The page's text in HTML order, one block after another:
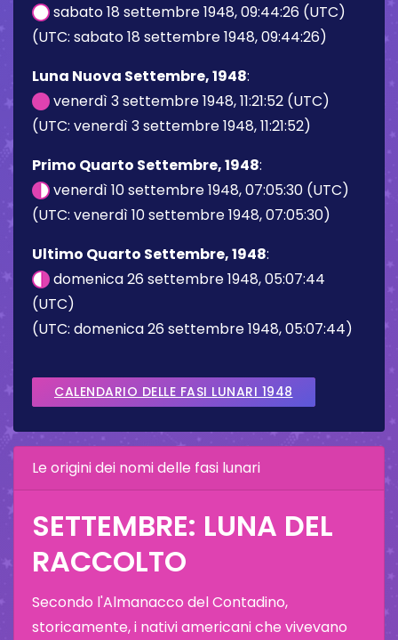
sabato 18 settembre 1948, 09:44:26 (UTC)
(UTC: sabato 18 settembre 1948, 09:44:26)
Luna Nuova Settembre, 1948:
venerdì 3 settembre 1948, 11:21:52 (UTC)
(UTC: venerdì 3 settembre 1948, 11:21:52)
Primo Quarto Settembre, 1948:
venerdì 10 settembre 1948, 07:05:30 (UTC)
(UTC: venerdì 10 settembre 1948, 07:05:30)
Ultimo Quarto Settembre, 1948:
domenica 26 settembre 1948, 05:07:44
(UTC)
(UTC: domenica 26 settembre 1948, 05:07:44)
CALENDARIO DELLE FASI LUNARI 1948
Le origini dei nomi delle fasi lunari
SETTEMBRE: LUNA DEL
RACCOLTO
Secondo l'Almanacco del Contadino,
storicamente, i nativi americani che vivevano